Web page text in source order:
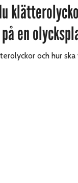
en
och hur ska